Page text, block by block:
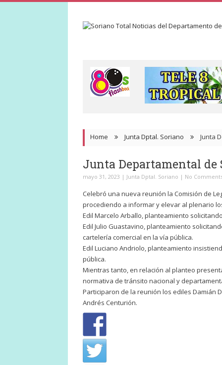
Home Junta Dptal. Soriano Junta
Junta Departamental de
mayo 31, 2023 | Junta Dptal. Soriano | No
Celebró una nueva reunión la Comisión de
procediendo a informar y elevar al plenario
Edil Marcelo Arballo, planteamiento
Edil Julio Guastavino, planteamiento
cartelería comercial en la vía pública.
Edil Luciano Andriolo, planteamiento
pública.
Mientras tanto, en relación al planteo
normativa de tránsito nacional y
Participaron de la reunión los ediles Damián
Andrés Centurión.